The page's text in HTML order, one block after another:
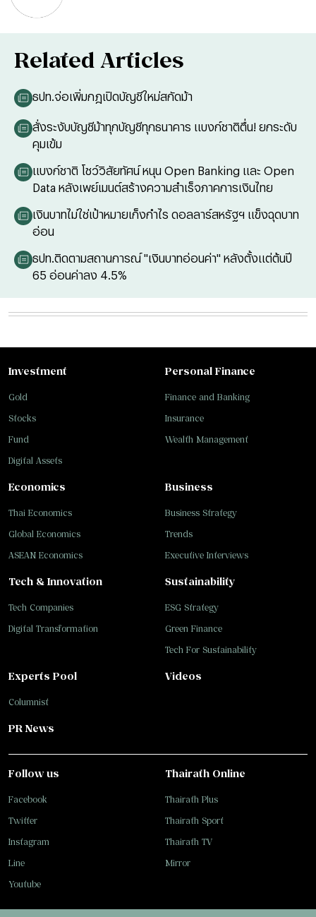
Related Articles
ธปท.จ่อเพิ่มกฎเปิดบัญชีใหม่สกัดม้า
สั่งระงับบัญชีม้าทุกบัญชีทุกธนาคาร แบงก์ชาติตื่น! ยกระดับ
คุมเข้ม
แบงก์ชาติ โชว์วิสัยทัศน์ หนุน Open Banking และ Open
Data หลังเพย์เมนต์สร้างความสำเร็จภาคการเงินไทย
เงินบาทไม่ใช่เป้าหมายเก็งกำไร ดอลลาร์สหรัฐฯ แข็งฉุดบาท
อ่อน
ธปท.ติดตามสถานการณ์ "เงินบาทอ่อนค่า" หลังตั้งแต่ต้นปี
65 อ่อนค่าลง 4.5%
Investment
Gold
Stocks
Fund
Digital Assets
Personal Finance
Finance and Banking
Insurance
Wealth Management
Business
Business Strategy
Trends
Executive Interviews
Tech & Innovation
Tech Companies
Digital Transformation
Sustainability
ESG Strategy
Green Finance
Tech For Sustainability
Economics
Thai Economics
Global Economics
ASEAN Economics
Experts Pool
Columnist
Videos
PR News
Follow us
Facebook
Twitter
Instagram
Line
Youtube
Thairath Online
Thairath Plus
Thairath Sport
Thairath TV
Mirror